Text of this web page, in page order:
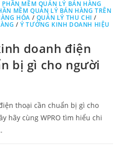
PHẦN MỀM QUẢN LÝ BÁN HÀNG
MỀM QUẢN LÝ BÁN HÀNG TRÊN
HÓA / QUẢN LÝ THU CHI /
/Ý TƯỞNG KINH DOANH HIỆU
doanh điện
bị gì cho người
thoại cần chuẩn bị gì cho
hãy cùng WPRO tìm hiểu chi